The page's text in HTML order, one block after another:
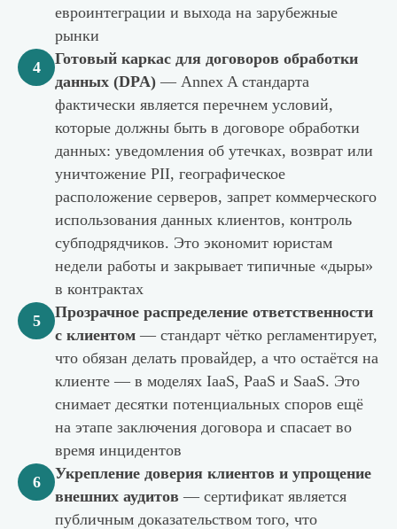
евроинтеграции и выхода на зарубежные
рынки
4
Готовый каркас для договоров обработки
данных (DPA) — Annex A стандарта
фактически является перечнем условий,
которые должны быть в договоре обработки
данных: уведомления об утечках, возврат или
уничтожение PII, географическое
расположение серверов, запрет коммерческого
использования данных клиентов, контроль
субподрядчиков. Это экономит юристам
недели работы и закрывает типичные «дыры»
в контрактах
5
Прозрачное распределение ответственности
с клиентом — стандарт чётко регламентирует,
что обязан делать провайдер, а что остаётся на
клиенте — в моделях IaaS, PaaS и SaaS. Это
снимает десятки потенциальных споров ещё
на этапе заключения договора и спасает во
время инцидентов
6
Укрепление доверия клиентов и упрощение
внешних аудитов — сертификат является
публичным доказательством того, что